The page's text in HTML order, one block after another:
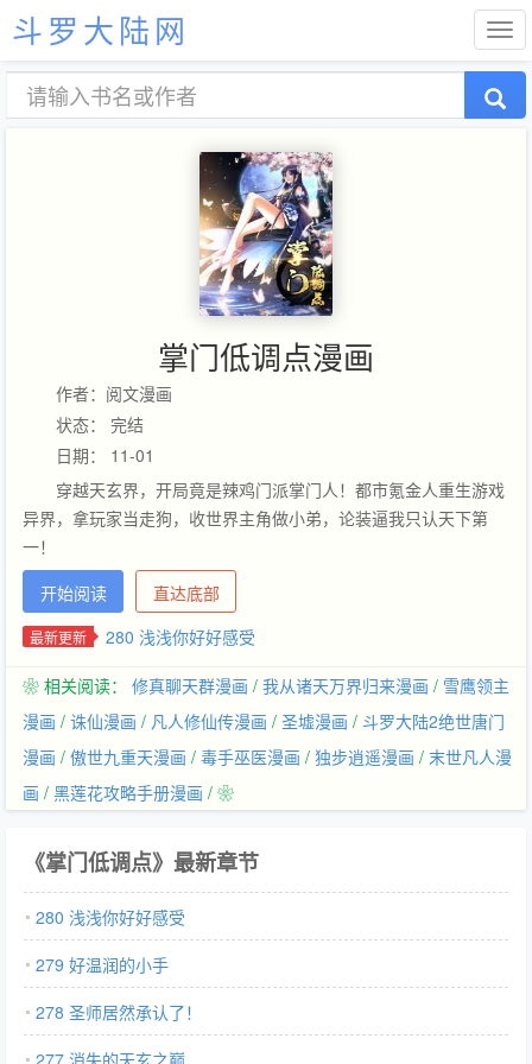
斗罗大陆网
掌门低调点漫画
作者：阅文漫画
状态： 完结
日期： 11-01
穿越天玄界，开局竟是辣鸡门派掌门人！都市氪金人重生游戏
异界，拿玩家当走狗，收世界主角做小弟，论装逼我只认天下第
一！
开始阅读
直达底部
最新更新 280 浅浅你好好感受
❀ 相关阅读： 修真聊天群漫画 / 我从诸天万界归来漫画 / 雪鹰领主
漫画 / 诛仙漫画 / 凡人修仙传漫画 / 圣墟漫画 / 斗罗大陆2绝世唐门
漫画 / 傲世九重天漫画 / 毒手巫医漫画 / 独步逍遥漫画 / 末世凡人漫
画 / 黑莲花攻略手册漫画 / ❀
《掌门低调点》最新章节
280 浅浅你好好感受
279 好温润的小手
278 圣师居然承认了！
277 消失的天玄之巅